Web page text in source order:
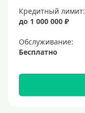
Кредитный лимит:
до 1 000 000 ₽
Обслуживание:
Бесплатно